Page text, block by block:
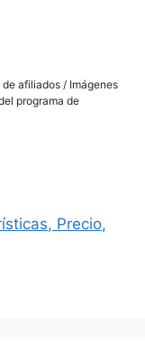
afiliados / Imágenes
programa de
Precio,